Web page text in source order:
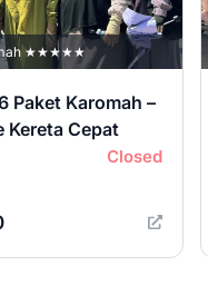
★★★★★
Paket Karomah –
Cepat
Closed